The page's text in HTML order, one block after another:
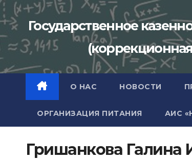
Перейти
к
содержимому
Государственное
О НАС НОВОСТИ
ОРГАНИЗАЦИЯ ПИТАНИЯ АИС
Гришанкова Галина